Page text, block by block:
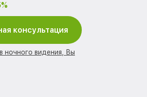
консультация
ночного видения, Вы